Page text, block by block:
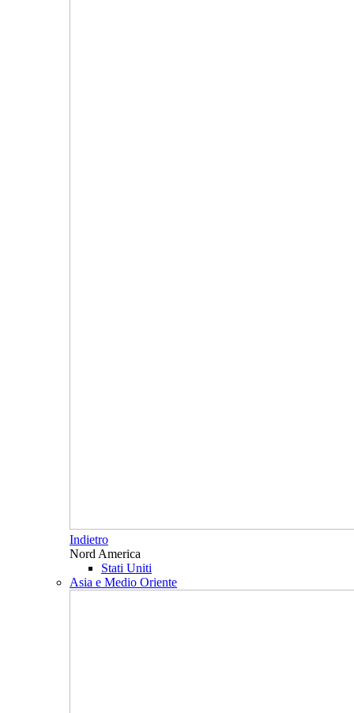
Indietro
Nord America
Stati Uniti
Asia e Medio Oriente